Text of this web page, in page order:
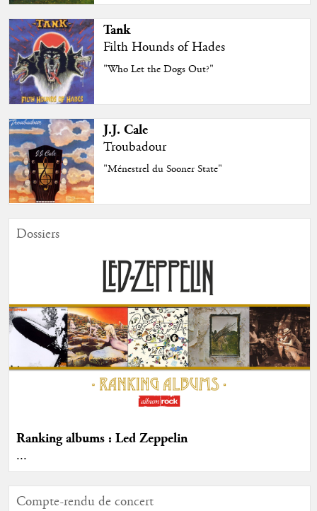
Tank
Filth Hounds of Hades
"Who Let the Dogs Out?"
J.J. Cale
Troubadour
"Ménestrel du Sooner State"
Dossiers
Ranking albums : Led Zeppelin
...
Compte-rendu de concert